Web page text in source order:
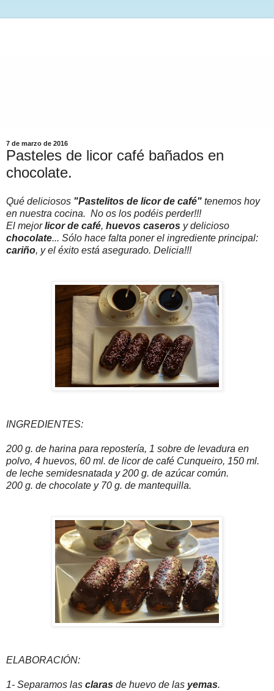
7 de marzo de 2016
Pasteles de licor café bañados en
chocolate.
Qué deliciosos "Pastelitos de licor de café" tenemos hoy
en nuestra cocina. No os los podéis perder!!!
El mejorlicor de café, huevos caseros y delicioso
chocolate... Sólo hace falta poner el ingrediente principal:
cariño, y el éxito está asegurado. Delicia!!!
INGREDIENTES:
200 g. de harina para repostería, 1 sobre de levadura en
polvo, 4 huevos, 60 ml. de licor de café Cunqueiro, 150 ml.
de leche semidesnatada y 200 g. de azúcar común.
200 g. de chocolate y 70 g. de mantequilla.
ELABORACIÓN:
1- Separamos las claras de huevo de las yemas.